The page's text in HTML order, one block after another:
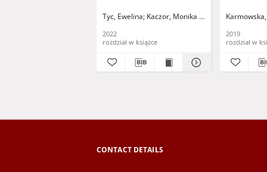
reporter Robert Kantereit
Tyc, Ewelina Kaczor, Monika - red. nauk.
2022
rozdział w książce
example
2019
rozdział w
CONTACT DETAILS